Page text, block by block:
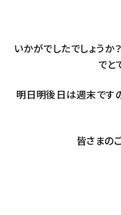
いかがでしたでしょうか
でと
明日明後日は週末です
皆さまの